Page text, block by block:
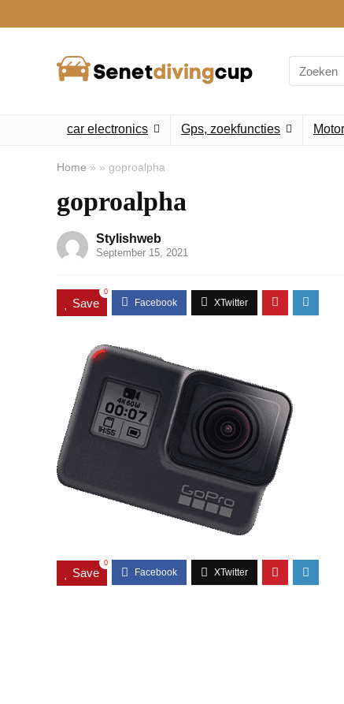
Search
for:
car electronics Gps, zoekfuncties
Home » » goproalpha
goproalpha
Stylishweb
September 15, 2021
Save
0
Save
0